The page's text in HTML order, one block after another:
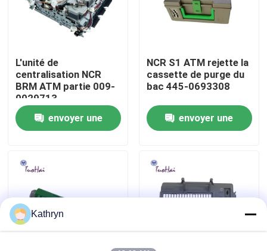
Visite d'usine
Contrôle de qualité
Contactez-nous
Demandez une citation
pièces de machine d'atmosphère
Pièces d'atmosphère de NCR
L'unité de
centralisation NCR
BRM ATM partie 009-
0029713
envoyer une
NCR S1 ATM rejette la
cassette de purge du
bac 445-0693308
envoyer une
Kathryn